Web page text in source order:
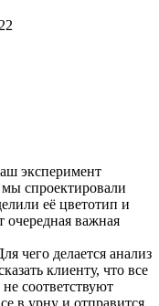
эксперимент
спроектировали
её цветотип и
важная
чего делается анализ
клиенту, что все
соответствуют